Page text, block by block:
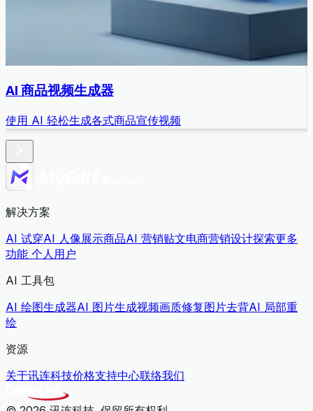
AI 商品视频生成器
使用 AI 轻松生成各式商品宣传视频
解决方案
AI 试穿AI 人像展示商品AI 营销贴文电商营销设计探索更多
功能 个人用户
AI 工具包
AI 绘图生成器AI 图片生成视频画质修复图片去背AI 局部重
绘
资源
关于讯连科技价格支持中心联络我们